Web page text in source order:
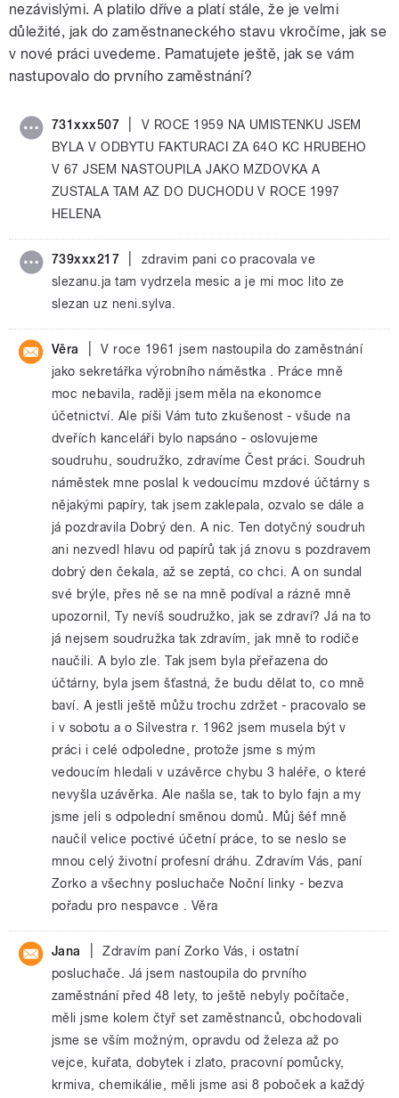
nezávislými. A platilo dříve a platí stále, že je velmi
důležité, jak do zaměstnaneckého stavu vkročíme, jak se
v nové práci uvedeme. Pamatujete ještě, jak se vám
nastupovalo do prvního zaměstnání?
731xxx507
V ROCE 1959 NA UMISTENKU JSEM
BYLA V ODBYTU FAKTURACI ZA 64O KC HRUBEHO
V 67 JSEM NASTOUPILA JAKO MZDOVKA A
ZUSTALA TAM AZ DO DUCHODU V ROCE 1997
HELENA
739xxx217
zdravim pani co pracovala ve
slezanu.ja tam vydrzela mesic a je mi moc lito ze
slezan uz neni.sylva.
Věra
V roce 1961 jsem nastoupila do zaměstnání
jako sekretářka výrobního náměstka . Práce mně
moc nebavila, raději jsem měla na ekonomce
účetnictví. Ale píši Vám tuto zkušenost - všude na
dveřích kanceláři bylo napsáno - oslovujeme
soudruhu, soudružko, zdravíme Čest práci. Soudruh
náměstek mne poslal k vedoucímu mzdové účtárny s
nějakými papíry, tak jsem zaklepala, ozvalo se dále a
já pozdravila Dobrý den. A nic. Ten dotyčný soudruh
ani nezvedl hlavu od papírů tak já znovu s pozdravem
dobrý den čekala, až se zeptá, co chci. A on sundal
své brýle, přes ně se na mně podíval a rázně mně
upozornil, Ty nevíš soudružko, jak se zdraví? Já na to
já nejsem soudružka tak zdravím, jak mně to rodiče
naučili. A bylo zle. Tak jsem byla přeřazena do
účtárny, byla jsem šťastná, že budu dělat to, co mně
baví. A jestli ještě můžu trochu zdržet - pracovalo se
i v sobotu a o Silvestra r. 1962 jsem musela být v
práci i celé odpoledne, protože jsme s mým
vedoucím hledali v uzávěrce chybu 3 haléře, o které
nevyšla uzávěrka. Ale našla se, tak to bylo fajn a my
jsme jeli s odpolední směnou domů. Můj šéf mně
naučil velice poctivé účetní práce, to se neslo se
mnou celý životní profesní dráhu. Zdravím Vás, paní
Zorko a všechny posluchače Noční linky - bezva
pořadu pro nespavce . Věra
Jana
Zdravím paní Zorko Vás, i ostatní
posluchače. Já jsem nastoupila do prvního
zaměstnání před 48 lety, to ještě nebyly počítače,
měli jsme kolem čtyř set zaměstnanců, obchodovali
jsme se vším možným, opravdu od železa až po
vejce, kuřata, dobytek i zlato, pracovní pomůcky,
krmiva, chemikálie, měli jsme asi 8 poboček a každý